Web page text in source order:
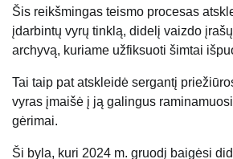
Šis reikšmingas teismo procesas
įdarbintų vyrų tinklą, didelį vaizdo
archyvą, kuriame užfiksuoti šimtai
Tai taip pat atskleidė sergantį
vyras įmaišė į ją galingus
gėrimai.
Ši byla, kuri 2024 m. gruodį baigėsi